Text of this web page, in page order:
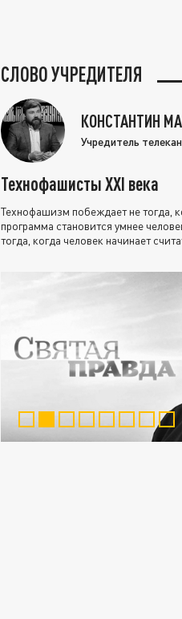
СЛОВО УЧРЕДИТЕЛЯ
КОНСТАНТИН
Учредитель
Технофашисты XXI века
Технофашизм побеждает не тогда,
программа становится умнее
тогда, когда человек начинает